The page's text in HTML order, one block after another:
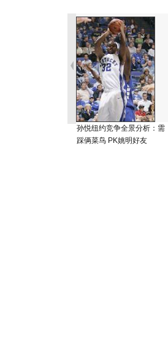
孙悦纽约竞争全景分析：需
踩俩菜鸟 PK姚明好友